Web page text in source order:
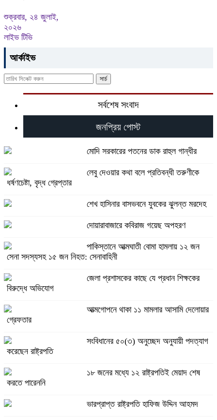
শুক্রবার, ২৪ জুলাই,
২০২৬
লাইভ টিভি
আর্কাইভ
সর্বশেষ সংবাদ
জনপ্রিয় পোস্ট
মোদি সরকারের পতনের ডাক রাহুল গান্ধীর
লেবু দেওয়ার কথা বলে প্রতিবন্ধী তরুণীকে
ধর্ষণচেষ্টা, বৃদ্ধ গ্রেপ্তার
শেখ হাসিনার বাসভবনে যুবকের ঝুলন্ত মরদেহ
দোয়ারাবাজারে কবিরাজ গয়েছ অপহরণ
পাকিস্তানে আত্মঘাতী বোমা হামলায় ১২ জন
সেনা সদস্যসহ ১৫ জন নিহত: সেনাবাহিনী
জেলা প্রশাসকের কাছে যে প্রধান শিক্ষকের
বিরুদ্ধে অভিযোগ
আত্মগোপনে থাকা ১১ মামলার আসামি দেলোয়ার
গ্রেফতার
সংবিধানের ৫০(৩) অনুচ্ছেদ অনুযায়ী পদত্যাগ
করেছেন রাষ্ট্রপতি
১৮ জনের মধ্যে ১২ রাষ্ট্রপতিই মেয়াদ শেষ
করতে পারেননি
ভারপ্রাপ্ত রাষ্ট্রপতি হাফিজ উদ্দিন আহমদ